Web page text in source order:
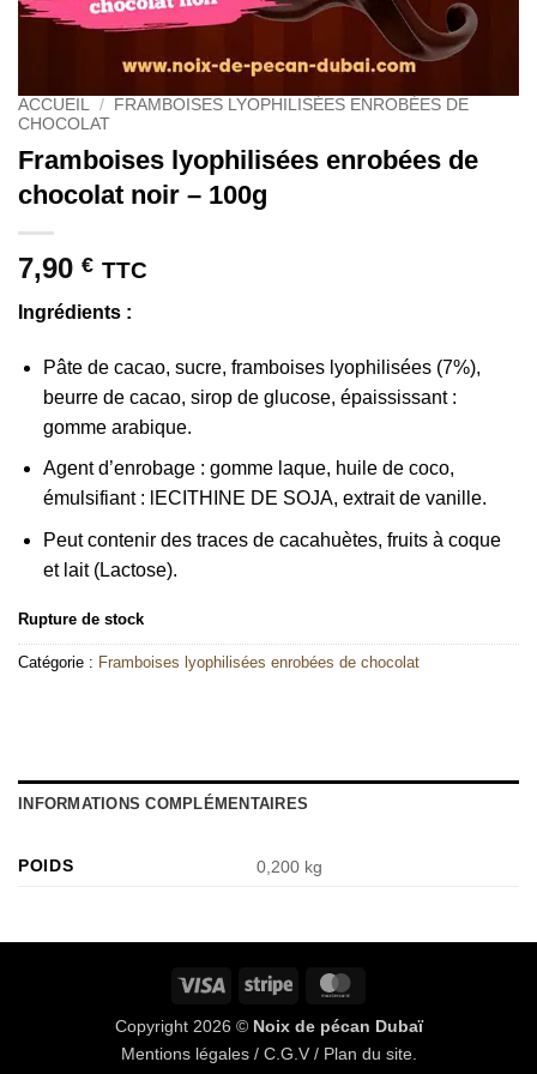
ACCUEIL /
FRAMBOISES LYOPHILISÉES ENROBÉES DE
CHOCOLAT
Framboises lyophilisées enrobées de
chocolat noir – 100g
7,90 € TTC
Ingrédients :
Pâte de cacao, sucre, framboises lyophilisées (7%),
beurre de cacao, sirop de glucose, épaississant :
gomme arabique.
Agent d’enrobage : gomme laque, huile de coco,
émulsifiant : lECITHINE DE SOJA, extrait de vanille.
Peut contenir des traces de cacahuètes, fruits à coque
et lait (Lactose).
Rupture de stock
Catégorie : Framboises lyophilisées enrobées de chocolat
INFORMATIONS COMPLÉMENTAIRES
POIDS 0,200 kg
Visa Stripe
Copyright 2026 © Noix de pécan Dubaï
Mentions légales/ C.G.V/ Plan du site.